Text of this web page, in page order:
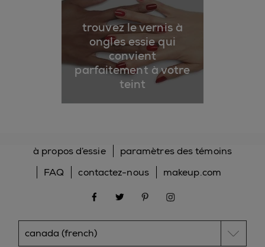
trouvez le vernis à
ongles essie qui
convient
parfaitement à votre
teint
à propos d’essie
paramètres des témoins
FAQ
contactez-nous
makeup.com
facebooktwitter pinterest